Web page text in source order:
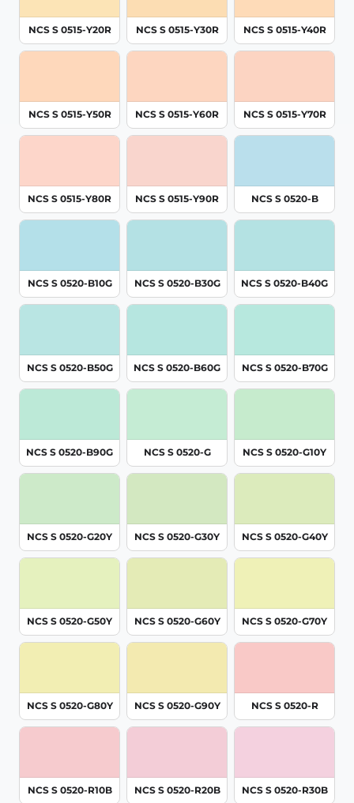
NCS S 0515-Y20R NCS S 0515-Y30R NCS S 0515-Y40R
NCS S 0515-Y50R NCS S 0515-Y60R NCS S 0515-Y70R
NCS S 0515-Y80R NCS S 0515-Y90R NCS S 0520-B
NCS S 0520-B10G NCS S 0520-B30G NCS S 0520-B40G
NCS S 0520-B50G NCS S 0520-B60G NCS S 0520-B70G
NCS S 0520-B90G NCS S 0520-G NCS S 0520-G10Y
NCS S 0520-G20Y NCS S 0520-G30Y NCS S 0520-G40Y
NCS S 0520-G50Y NCS S 0520-G60Y NCS S 0520-G70Y
NCS S 0520-G80Y NCS S 0520-G90Y NCS S 0520-R
NCS S 0520-R10B NCS S 0520-R20B NCS S 0520-R30B